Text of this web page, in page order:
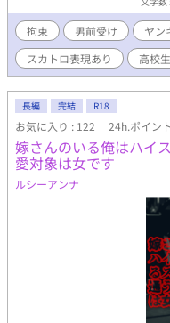
めのツンツンヘア、切れ
相手はなし。進学校の北高
路は単純、天然。 子供の
つの間にか地元の喧嘩王と
は恐れられている。(アダ
康史（18歳） 175cm
タレ目に泣きボクロ。かな
はよくモデル事務所など
から一途に東流を思ってき
周りからはイケメン王子と
ろいろかなり残念王子。 ■
友。 角刈りで黒髪。無骨
スポーツマンだがいろいろ
拘束 男前受け ヤン
スカトロ表現あり
高校生
長編 完結 R18
お気に入り : 122 24h.ポイン
嫁さんのいる俺はハイ
愛対象は女です
ルシーアンナ